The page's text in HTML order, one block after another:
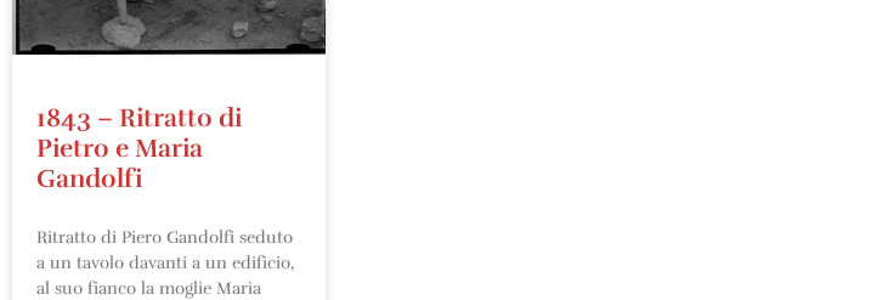
1843 – Ritratto di
Pietro e Maria
Gandolfi
Ritratto di Piero Gandolfi seduto
a un tavolo davanti a un edificio,
al suo fianco la moglie Maria